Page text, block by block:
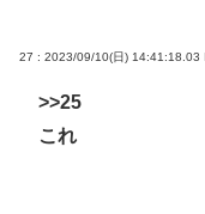
27 : 2023/09/10(日) 14:41:18.03
>>25
これ